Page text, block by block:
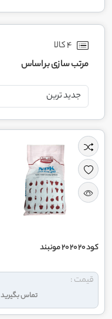
4 کالا
مرتب سازی بر اساس
کود 20 20 20 مونبند
تماس بگیرید
قیمت :